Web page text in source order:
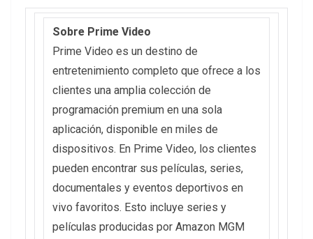
Sobre Prime Video
Prime Video es un destino de
entretenimiento completo que ofrece a los
clientes una amplia colección de
programación premium en una sola
aplicación, disponible en miles de
dispositivos. En Prime Video, los clientes
pueden encontrar sus películas, series,
documentales y eventos deportivos en
vivo favoritos. Esto incluye series y
películas producidas por Amazon MGM